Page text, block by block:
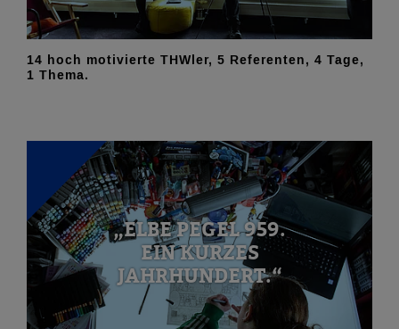
14 hoch motivierte THWler, 5 Referenten, 4 Tage,
1 Thema.
„ELBE PEGEL 959.
EIN KURZES
JAHRHUNDERT.“